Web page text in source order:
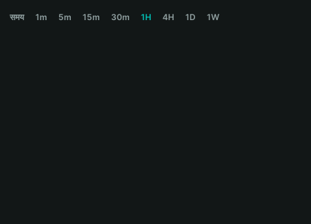
समय 1m 5m 15m 30m 1H 4H 1D 1W